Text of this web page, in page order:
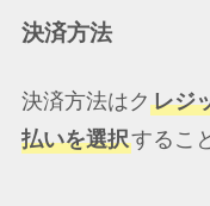
決済方法
決済方法はク レジ
払いを選択するこ